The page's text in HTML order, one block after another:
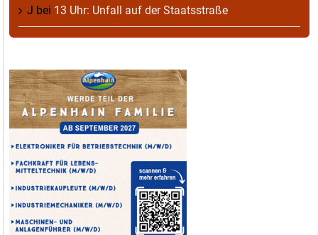
J bei 13 Uhr: Unfall auf der Staatsstraße